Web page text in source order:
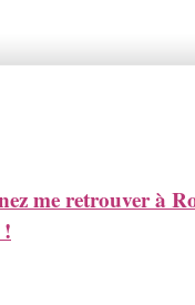
me retrouver à